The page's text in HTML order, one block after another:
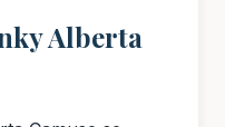
Alberta